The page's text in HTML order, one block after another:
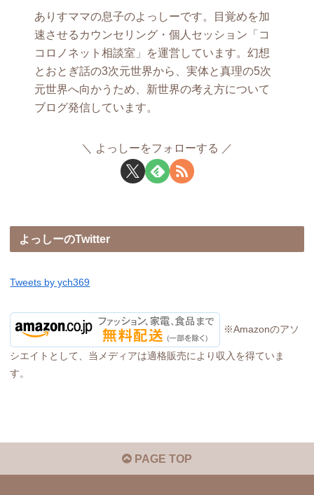
ありすママの息子のよっしーです。目覚めを加
速させるカウンセリング・個人セッション「コ
コロノネット相談室」を運営しています。幻想
とおとぎ話の3次元世界から、実体と真理の5次
元世界へ向かうため、新世界の考え方について
ブログ発信しています。
よっしーをフォローする
よっしーのTwitter
Tweets by ych369
※Amazonのアソ
シエイトとして、当メディアは適格販売により収入を得ていま
す。
PAGE TOP